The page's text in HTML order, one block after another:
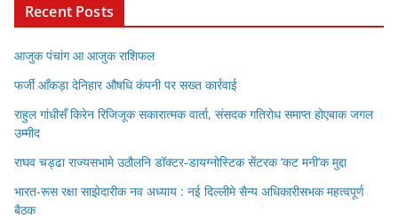
Recent Posts
आजुक पंचांग आ आजुक राशिफल
फर्जी आँकड़ा देनिहार औषधि कंपनी पर सख्त कार्रवाई
राहुल गांधीसँ किरेन रिजिजूक सकारात्मक वार्ता, संसदक गतिरोध समाप्त होएबाक जगल
उम्मीद
राघव चड्ढा राज्यसभामे उठौलनि डॉक्टर-डायग्नोस्टिक सेंटरक ‘कट मनी’क मुद्दा
भारत-रूस रक्षा साझेदारीक नव अध्याय : नई दिल्लीमे सैन्य अधिकारीसभक महत्वपूर्ण
बैठक